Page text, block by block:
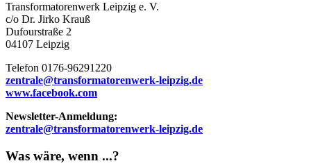
Transformatorenwerk Leipzig e. V.
c/o Dr. Jirko Krauß
Dufourstraße 2
04107 Leipzig
Telefon 0176-96291220
zentrale@transformatorenwerk-leipzig.de
www.facebook.com
Newsletter-Anmeldung:
zentrale@transformatorenwerk-leipzig.de
Was wäre, wenn ...?